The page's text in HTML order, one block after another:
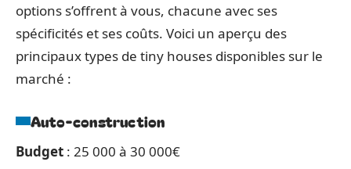
options s’offrent à vous, chacune avec ses
spécificités et ses coûts. Voici un aperçu des
principaux types de tiny houses disponibles sur le
marché :
Auto-construction
Budget : 25 000 à 30 000€